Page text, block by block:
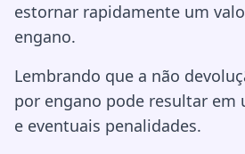
estornar rapidamente um
engano.
Lembrando que a não
por engano pode resultar em
e eventuais penalidades.